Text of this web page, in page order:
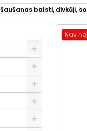
šaušanas balsti, divkāji,
Nav